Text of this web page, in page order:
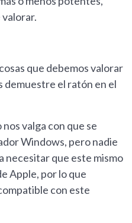
que debemos valorar
demuestre el ratón en el
valga con que se
Windows, pero nadie
necesitar que este mismo
Apple, por lo que
con este